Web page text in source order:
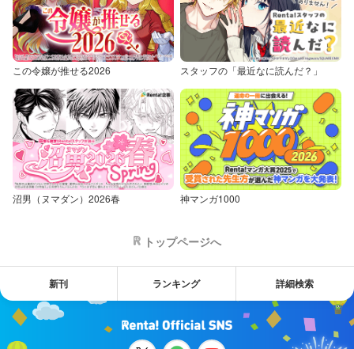
この令嬢が推せる2026 スタッフの「最近なに読んだ？」
沼男（ヌマダン）2026春 神マンガ1000
トップページへ
新刊 ランキング 詳細検索